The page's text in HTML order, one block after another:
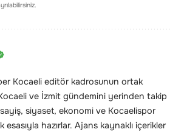
Kocaeli editör kadrosunun ortak
Kocaeli ve İzmit gündemini yerinden takip
siyaset, ekonomi ve Kocaelispor
hazırlar. Ajans kaynaklı içerikler